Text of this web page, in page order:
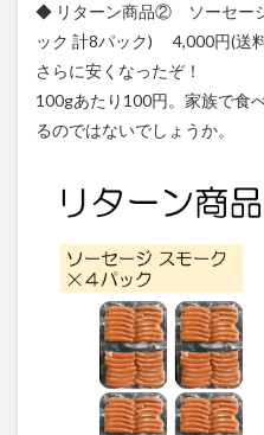
◆ リターン商品② ソーセー
ック 計8パック) 4,000円(送
さらに安くなったぞ！
100gあたり100円。家族で食
るのではないでしょうか。